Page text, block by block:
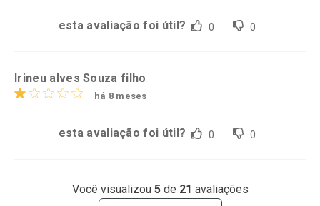
esta avaliação foi útil? 0 0
Irineu alves Souza filho
há 8 meses
esta avaliação foi útil? 0 0
Você visualizou 5de 21 avaliações